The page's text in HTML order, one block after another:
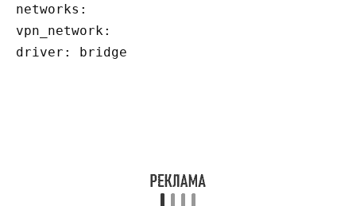
networks:
vpn_network: